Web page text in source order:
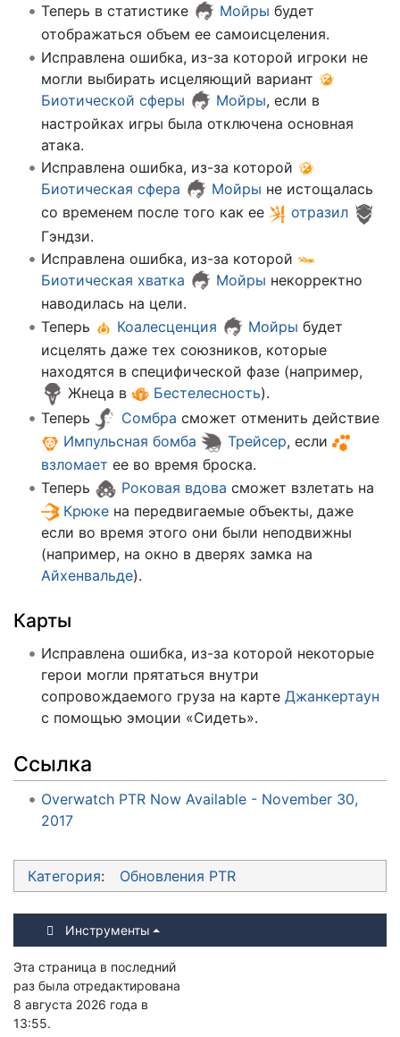
Теперь в статистике
Мойры будет
отображаться объем ее самоисцеления.
Исправлена ошибка, из-за которой игроки не
могли выбирать исцеляющий вариант
Биотической сферы
Мойры, если в
настройках игры была отключена основная
атака.
Исправлена ошибка, из-за которой
Биотическая сфера
Мойры не истощалась
со временем после того как ее
отразил
Гэндзи.
Исправлена ошибка, из-за которой
Биотическая хватка
Мойры некорректно
наводилась на цели.
Теперь
Коалесценция Мойры будет
исцелять даже тех союзников, которые
находятся в специфической фазе (например,
Жнеца в
Бестелесность).
Теперь
Сомбра сможет отменить действие
Импульсная бомба
Трейсер, если
взломает ее во время броска.
Теперь
Роковая вдова сможет взлетать на
Крюкена передвигаемые объекты, даже
если во время этого они были неподвижны
(например, на окно в дверях замка на
Айхенвальде).
Карты
Исправлена ошибка, из-за которой некоторые
герои могли прятаться внутри
сопровождаемого груза на карте Джанкертаун
с помощью эмоции «Сидеть».
Ссылка
Overwatch PTR Now Available - November 30,
2017
Категория: Обновления PTR
Инструменты
Эта страница в последний
раз была отредактирована
8 августа 2026 года в
13:55.